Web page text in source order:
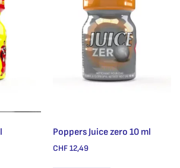
Poppers Juice zero 10 ml
CHF12,49